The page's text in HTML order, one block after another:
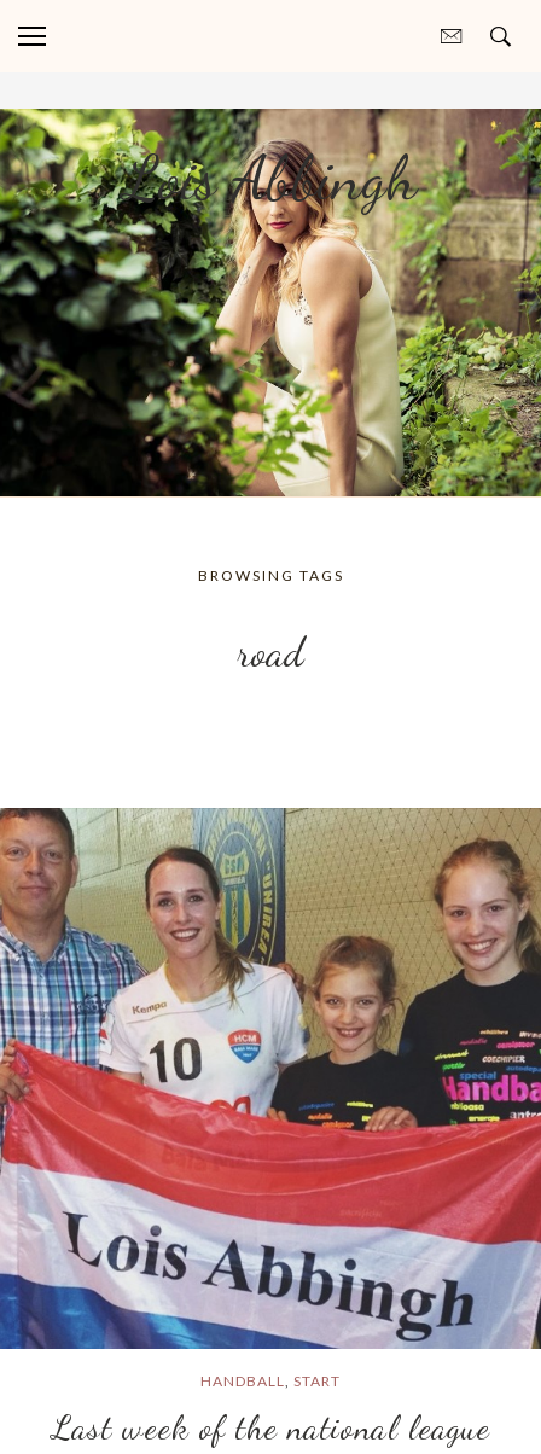
Lois Abbingh
BROWSING TAGS
road
HANDBALL, START
Last week of the national league